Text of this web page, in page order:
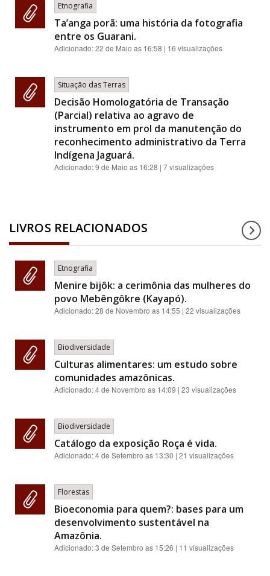
Etnografia
Ta’anga porã: uma história da fotografia
entre os Guarani.
Adicionado:22 de Maio as 16:58 | 16 visualizações
Situação das Terras
Decisão Homologatória de Transação
(Parcial) relativa ao agravo de
instrumento em prol da manutenção do
reconhecimento administrativo da Terra
Indígena Jaguará.
Adicionado:9 de Maio as 16:28 | 7 visualizações
LIVROS RELACIONADOS
Etnografia
Menire bijôk: a cerimônia das mulheres do
povo Mebêngôkre (Kayapó).
Adicionado:28 de Novembro as 14:55 | 22 visualizações
Biodiversidade
Culturas alimentares: um estudo sobre
comunidades amazônicas.
Adicionado:4 de Novembro as 14:09 | 23 visualizações
Biodiversidade
Catálogo da exposição Roça é vida.
Adicionado:4 de Setembro as 13:30 | 21 visualizações
Florestas
Bioeconomia para quem?: bases para um
desenvolvimento sustentável na
Amazônia.
Adicionado:3 de Setembro as 15:26 | 11 visualizações